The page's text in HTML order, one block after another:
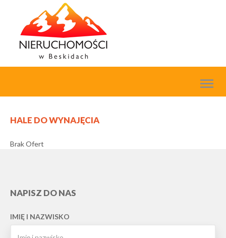
HALE DO WYNAJĘCIA
Brak Ofert
NAPISZ DO NAS
IMIĘ I NAZWISKO